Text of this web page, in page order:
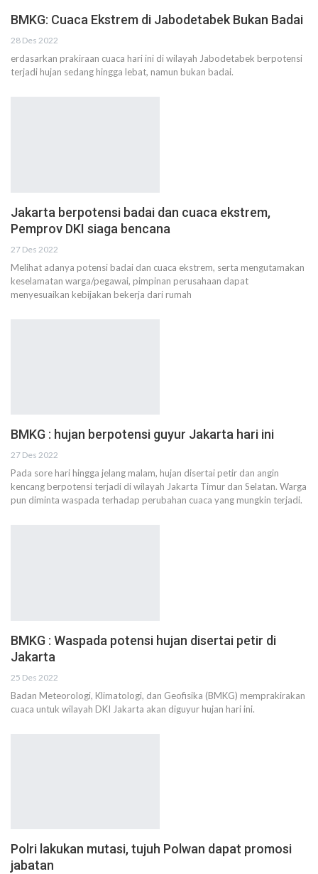
BMKG: Cuaca Ekstrem di Jabodetabek Bukan Badai
28 Des 2022
erdasarkan prakiraan cuaca hari ini di wilayah Jabodetabek berpotensi
terjadi hujan sedang hingga lebat, namun bukan badai.
Jakarta berpotensi badai dan cuaca ekstrem,
Pemprov DKI siaga bencana
27 Des 2022
Melihat adanya potensi badai dan cuaca ekstrem, serta mengutamakan
keselamatan warga/pegawai, pimpinan perusahaan dapat
menyesuaikan kebijakan bekerja dari rumah
BMKG : hujan berpotensi guyur Jakarta hari ini
27 Des 2022
Pada sore hari hingga jelang malam, hujan disertai petir dan angin
kencang berpotensi terjadi di wilayah Jakarta Timur dan Selatan. Warga
pun diminta waspada terhadap perubahan cuaca yang mungkin terjadi.
BMKG : Waspada potensi hujan disertai petir di
Jakarta
25 Des 2022
Badan Meteorologi, Klimatologi, dan Geofisika (BMKG) memprakirakan
cuaca untuk wilayah DKI Jakarta akan diguyur hujan hari ini.
Polri lakukan mutasi, tujuh Polwan dapat promosi
jabatan